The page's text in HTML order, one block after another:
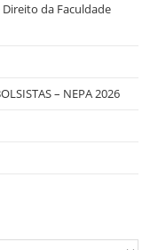
da Faculdade
– NEPA 2026